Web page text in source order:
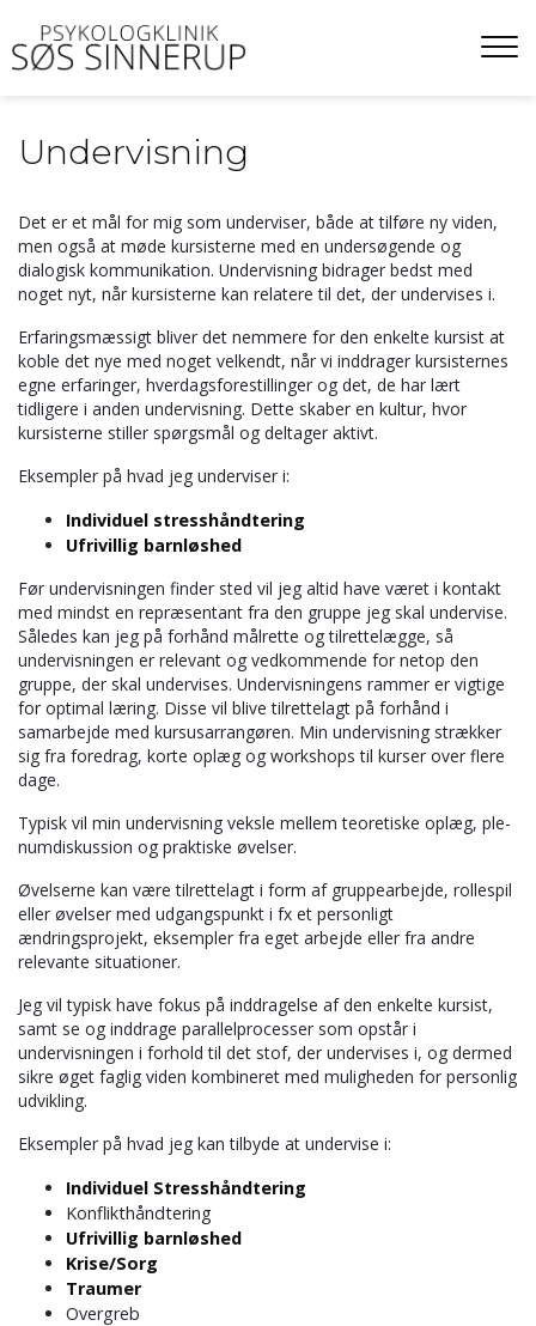
til
hovedindhold
Undervisning
Det er et mål for mig som underviser, både at tilføre ny viden,
men også at møde kursisterne med en undersøgende og
dialogisk kommunikation. Undervisning bidrager bedst med
noget nyt, når kursisterne kan relatere til det, der undervises i.
Erfaringsmæssigt bliver det nemmere for den enkelte kursist at
koble det nye med noget velkendt, når vi inddrager kursisternes
egne erfaringer, hverdagsforestillinger og det, de har lært
tidligere i anden undervisning. Dette skaber en kultur, hvor
kursisterne stiller spørgsmål og deltager aktivt.
Eksempler på hvad jeg underviser i:
Individuel stresshåndtering
Ufrivillig barnløshed
Før undervisningen finder sted vil jeg altid have været i kontakt
med mindst en repræsentant fra den gruppe jeg skal undervise.
Således kan jeg på forhånd målrette og tilrettelægge, så
undervisningen er relevant og vedkommende for netop den
gruppe, der skal undervises. Undervisningens rammer er vigtige
for optimal læring. Disse vil blive tilrettelagt på forhånd i
samarbejde med kursusarrangøren. Min undervisning strækker
sig fra foredrag, korte oplæg og workshops til kurser over flere
dage.
Typisk vil min undervisning veksle mellem teoretiske oplæg, ple­
numdiskussion og praktiske øvelser.
Øvelserne kan være tilrettelagt i form af gruppearbejde, rollespil
eller øvelser med udgangspunkt i fx et personligt
ændringsprojekt, eksempler fra eget arbejde eller fra andre
relevante situationer.
Jeg vil typisk have fokus på inddragelse af den enkelte kursist,
samt se og inddrage parallelprocesser som opstår i
undervisningen i forhold til det stof, der undervises i, og dermed
sikre øget faglig viden kombineret med muligheden for personlig
udvikling.
Eksempler på hvad jeg kan tilbyde at undervise i:
Individuel Stresshåndtering
Konflikthåndtering
Ufrivillig barnløshed
Krise/Sorg
Traumer
Overgreb